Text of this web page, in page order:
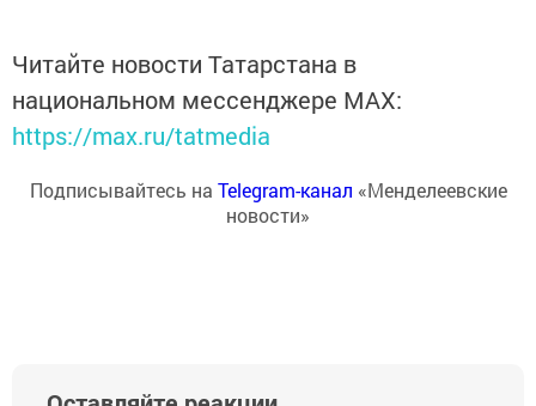
Читайте новости Татарстана в
национальном мессенджере MАХ:
https://max.ru/tatmedia
Подписывайтесь на Telegram-канал «Менделеевские
новости»